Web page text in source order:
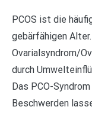
PCOS ist die
gebärfähigen
Ovarialsyndrom/
durch
Das PCO-
Beschwerden